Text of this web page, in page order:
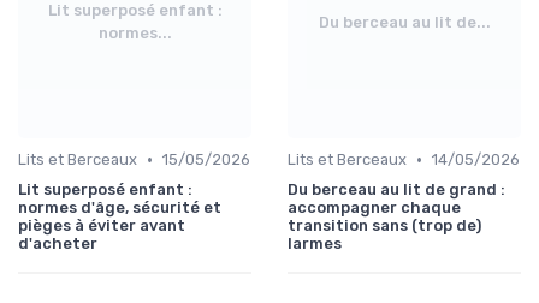
Lit superposé enfant :
normes...
Lits et Berceaux • 15/05/2026
Lit superposé enfant :
normes d'âge, sécurité et
pièges à éviter avant
d'acheter
Du berceau au lit de...
Lits et Berceaux • 14/05/2026
Du berceau au lit de grand :
accompagner chaque
transition sans (trop de)
larmes